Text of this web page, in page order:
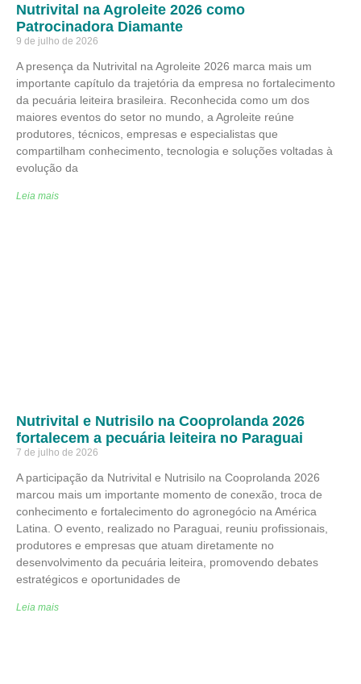
Nutrivital na Agroleite 2026 como
Patrocinadora Diamante
9 de julho de 2026
A presença da Nutrivital na Agroleite 2026 marca mais um
importante capítulo da trajetória da empresa no fortalecimento
da pecuária leiteira brasileira. Reconhecida como um dos
maiores eventos do setor no mundo, a Agroleite reúne
produtores, técnicos, empresas e especialistas que
compartilham conhecimento, tecnologia e soluções voltadas à
evolução da
Leia mais
Nutrivital e Nutrisilo na Cooprolanda 2026
fortalecem a pecuária leiteira no Paraguai
7 de julho de 2026
A participação da Nutrivital e Nutrisilo na Cooprolanda 2026
marcou mais um importante momento de conexão, troca de
conhecimento e fortalecimento do agronegócio na América
Latina. O evento, realizado no Paraguai, reuniu profissionais,
produtores e empresas que atuam diretamente no
desenvolvimento da pecuária leiteira, promovendo debates
estratégicos e oportunidades de
Leia mais